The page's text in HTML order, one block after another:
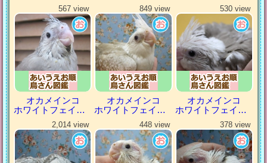
567 view
オカメインコ
ホワイトフェイスシナモン
849 view
オカメインコ
ホワイトフェイスシナモンパール
530 view
オカメインコ
ホワイトフェイスシナモンパイド
2,014 view 448 view 378 view